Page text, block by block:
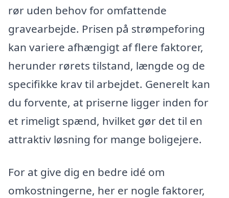
rør uden behov for omfattende
gravearbejde. Prisen på strømpeforing
kan variere afhængigt af flere faktorer,
herunder rørets tilstand, længde og de
specifikke krav til arbejdet. Generelt kan
du forvente, at priserne ligger inden for
et rimeligt spænd, hvilket gør det til en
attraktiv løsning for mange boligejere.
For at give dig en bedre idé om
omkostningerne, her er nogle faktorer,